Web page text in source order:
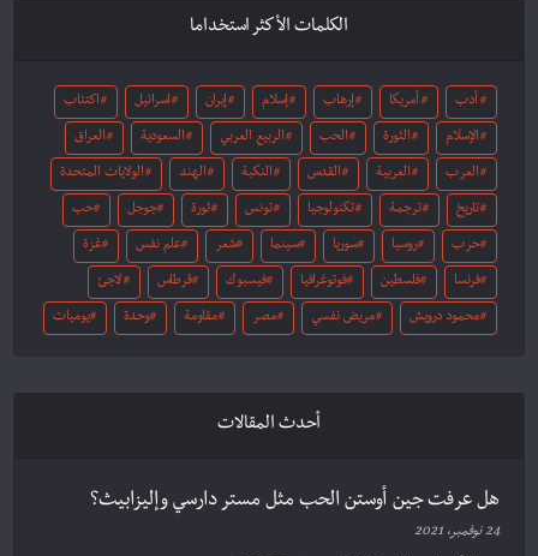
الكلمات الأكثر استخداما
أدب أمريكا إرهاب إسلام إيران اسرائيل اكتئاب
الإسلام الثورة الحب الربيع العربي السعودية العراق
العرب العربية القدس النكبة الهند الولايات المتحدة
تاريخ ترجمة تكنولوجيا تونس ثورة جوجل حب
حرب روسيا سوريا سينما شعر علم نفس غزة
فرنسا فلسطين فوتوغرافيا فيسبوك قرطاس لاجئ
محمود درويش مريض نفسي مصر مقاومة وحدة يوميات
أحدث المقالات
هل عرفت جين أوستن الحب مثل مستر دارسي وإليزابيث؟
24 نوفمبر، 2021